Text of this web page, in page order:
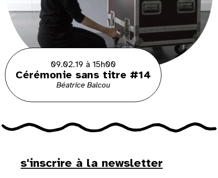
09.02.19 à 15h00
Cérémonie sans titre #14
Béatrice Balcou
s'inscrire à la newsletter